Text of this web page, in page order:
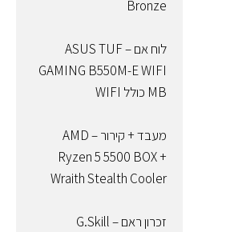
Bronze
לוח אם – ASUS TUF
GAMING B550M-E WIFI
MB כולל WIFI
מעבד + קירור – AMD
Ryzen 5 5500 BOX +
Wraith Stealth Cooler
זכרון ראם – G.Skill